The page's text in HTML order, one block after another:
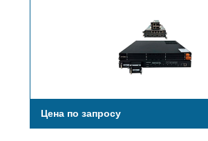
Цена по запросу